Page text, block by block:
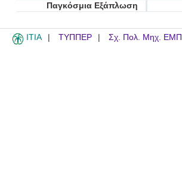
Παγκόσμια Εξάπλωση
ITIA ΤΥΠΠΕΡ Σχ. Πολ. Μηχ. ΕΜΠ